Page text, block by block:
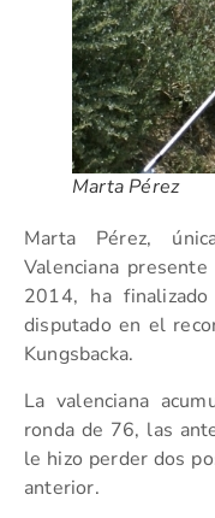
Marta Pérez
Marta Pérez,
Valenciana
2014, ha
disputado en el
Kungsbacka.
La valenciana
ronda de 76, las
le hizo perder dos
anterior.